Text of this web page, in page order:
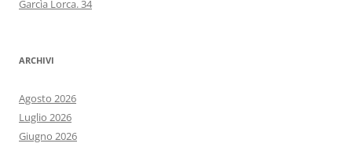
Garcìa Lorca. 34
ARCHIVI
Agosto 2026
Luglio 2026
Giugno 2026